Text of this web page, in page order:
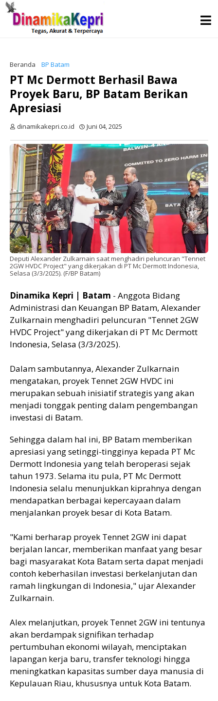
Beranda BP Batam
PT Mc Dermott Berhasil Bawa
Proyek Baru, BP Batam Berikan
Apresiasi
dinamikakepri.co.id Juni 04, 2025
Deputi Alexander Zulkarnain saat menghadiri peluncuran "Tennet
2GW HVDC Project" yang dikerjakan di PT Mc Dermott Indonesia,
Selasa (3/3/2025). (F/BP Batam)
Dinamika Kepri | Batam - Anggota Bidang
Administrasi dan Keuangan BP Batam, Alexander
Zulkarnain menghadiri peluncuran "Tennet 2GW
HVDC Project" yang dikerjakan di PT Mc Dermott
Indonesia, Selasa (3/3/2025).
Dalam sambutannya, Alexander Zulkarnain
mengatakan, proyek Tennet 2GW HVDC ini
merupakan sebuah inisiatif strategis yang akan
menjadi tonggak penting dalam pengembangan
investasi di Batam.
Sehingga dalam hal ini, BP Batam memberikan
apresiasi yang setinggi-tingginya kepada PT Mc
Dermott Indonesia yang telah beroperasi sejak
tahun 1973. Selama itu pula, PT Mc Dermott
Indonesia selalu menunjukkan kiprahnya dengan
mendapatkan berbagai kepercayaan dalam
menjalankan proyek besar di Kota Batam.
"Kami berharap proyek Tennet 2GW ini dapat
berjalan lancar, memberikan manfaat yang besar
bagi masyarakat Kota Batam serta dapat menjadi
contoh keberhasilan investasi berkelanjutan dan
ramah lingkungan di Indonesia," ujar Alexander
Zulkarnain.
Alex melanjutkan, proyek Tennet 2GW ini tentunya
akan berdampak signifikan terhadap
pertumbuhan ekonomi wilayah, menciptakan
lapangan kerja baru, transfer teknologi hingga
meningkatkan kapasitas sumber daya manusia di
Kepulauan Riau, khususnya untuk Kota Batam.